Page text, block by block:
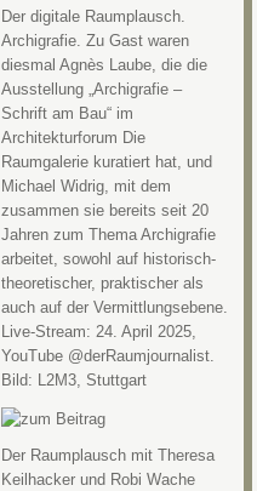
Der digitale Raumplausch.
Archigrafie. Zu Gast waren
diesmal Agnès Laube, die die
Ausstellung „Archigrafie –
Schrift am Bau“ im
Architekturforum Die
Raumgalerie kuratiert hat, und
Michael Widrig, mit dem
zusammen sie bereits seit 20
Jahren zum Thema Archigrafie
arbeitet, sowohl auf historisch-
theoretischer, praktischer als
auch auf der Vermittlungsebene.
Live-Stream: 24. April 2025,
YouTube @derRaumjournalist.
Bild: L2M3, Stuttgart
Der Raumplausch mit Theresa
Keilhacker und Robi Wache